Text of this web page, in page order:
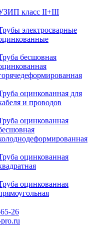
класс II+III
электросварные
бесшовная
оцинкованная для
и проводов
оцинкованная
оцинкованная
оцинкованная
26